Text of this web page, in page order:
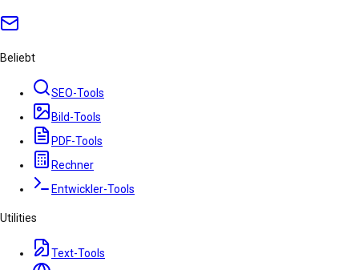
Beliebt
SEO-Tools
Bild-Tools
PDF-Tools
Rechner
Entwickler-Tools
Utilities
Text-Tools